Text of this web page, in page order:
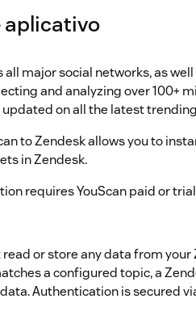
aplicativo
all major social networks, as
and analyzing over 100+
on all the latest
to Zendesk allows you to
in Zendesk.
requires YouScan paid or
read or store any data from
a configured topic, a
Authentication is secured